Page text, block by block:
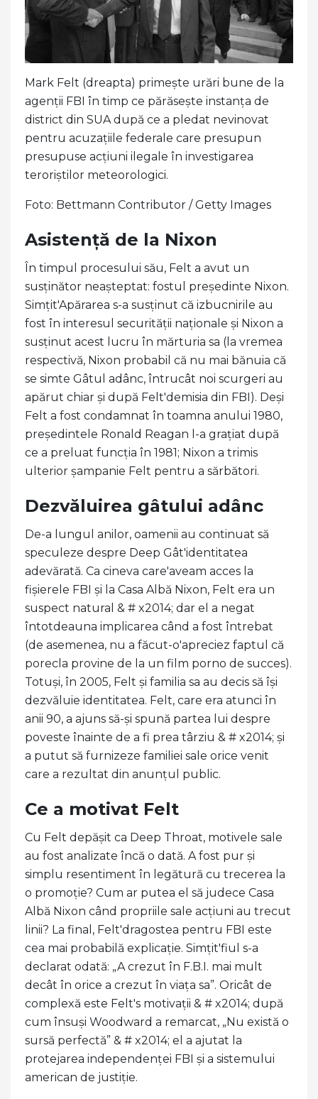
Mark Felt (dreapta) primește urări bune de la
agenții FBI în timp ce părăsește instanța de
district din SUA după ce a pledat nevinovat
pentru acuzațiile federale care presupun
presupuse acțiuni ilegale în investigarea
teroriștilor meteorologici.
Foto: Bettmann Contributor / Getty Images
Asistență de la Nixon
În timpul procesului său, Felt a avut un
susținător neașteptat: fostul președinte Nixon.
Simțit'Apărarea s-a susținut că izbucnirile au
fost în interesul securității naționale și Nixon a
susținut acest lucru în mărturia sa (la vremea
respectivă, Nixon probabil că nu mai bănuia că
se simte Gâtul adânc, întrucât noi scurgeri au
apărut chiar și după Felt'demisia din FBI). Deși
Felt a fost condamnat în toamna anului 1980,
președintele Ronald Reagan l-a grațiat după
ce a preluat funcția în 1981; Nixon a trimis
ulterior șampanie Felt pentru a sărbători.
Dezvăluirea gâtului adânc
De-a lungul anilor, oamenii au continuat să
speculeze despre Deep Gât'identitatea
adevărată. Ca cineva care'aveam acces la
fișierele FBI și la Casa Albă Nixon, Felt era un
suspect natural & # x2014; dar el a negat
întotdeauna implicarea când a fost întrebat
(de asemenea, nu a făcut-o'apreciez faptul că
porecla provine de la un film porno de succes).
Totuși, în 2005, Felt și familia sa au decis să își
dezvăluie identitatea. Felt, care era atunci în
anii 90, a ajuns să-și spună partea lui despre
poveste înainte de a fi prea târziu & # x2014; și
a putut să furnizeze familiei sale orice venit
care a rezultat din anunțul public.
Ce a motivat Felt
Cu Felt depășit ca Deep Throat, motivele sale
au fost analizate încă o dată. A fost pur și
simplu resentiment în legătură cu trecerea la
o promoție? Cum ar putea el să judece Casa
Albă Nixon când propriile sale acțiuni au trecut
linii? La final, Felt'dragostea pentru FBI este
cea mai probabilă explicație. Simțit'fiul s-a
declarat odată: „A crezut în F.B.I. mai mult
decât în ​​orice a crezut în viața sa”. Oricât de
complexă este Felt's motivații & # x2014; după
cum însuși Woodward a remarcat, „Nu există o
sursă perfectă” & # x2014; el a ajutat la
protejarea independenței FBI și a sistemului
american de justiție.